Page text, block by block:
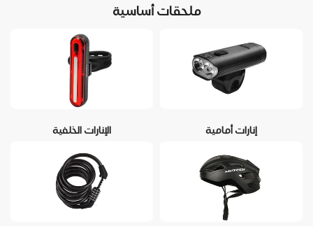
ملحقات أساسية
إنارات أمامية الإنارات الخلفية